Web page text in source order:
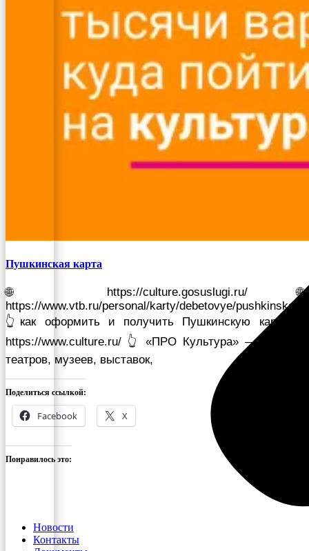
Пушкинская карта
🌐 https://culture.gosuslugi.ru/ 🌐
https://www.vtb.ru/personal/karty/debetovye/
👆как оформить и получить Пушкинскую карту 🌐
https://www.culture.ru/ 👆 «ПРО Культура» — Афиши
театров, музеев, выставок,
Поделиться ссылкой:
Facebook X
Понравилось это:
Новости
Контакты